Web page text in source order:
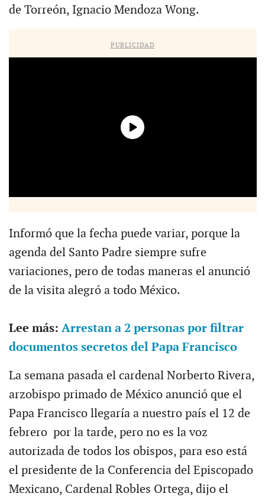
de Torreón, Ignacio Mendoza Wong.
PUBLICIDAD
Informó que la fecha puede variar, porque la
agenda del Santo Padre siempre sufre
variaciones, pero de todas maneras el anunció
de la visita alegró a todo México.
Lee más: Arrestan a 2 personas por filtrar
documentos secretos del Papa Francisco
La semana pasada el cardenal Norberto Rivera,
arzobispo primado de México anunció que el
Papa Francisco llegaría a nuestro país el 12 de
febrero por la tarde, pero no es la voz
autorizada de todos los obispos, para eso está
el presidente de la Conferencia del Episcopado
Mexicano, Cardenal Robles Ortega, dijo el